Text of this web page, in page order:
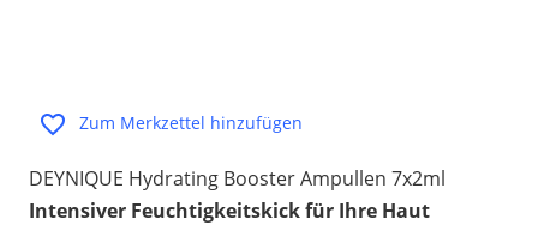
Zum Merkzettel hinzufügen
DEYNIQUE Hydrating Booster Ampullen 7x2ml
Intensiver Feuchtigkeitskick für Ihre Haut